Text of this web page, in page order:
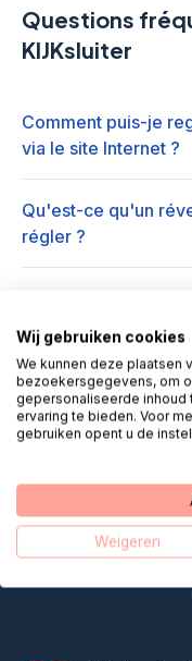
Questions
KIJKsluiter
Comment puis-je
via le site Internet ?
Qu'est-ce qu'un
régler ?
Sluiter ?
Helpdesk
les
Wij gebruiken cookies
We kunnen deze plaatsen
bezoekersgegevens, om
gepersonaliseerde
ervaring te bieden. Voor
gebruiken opent u de
Weigeren